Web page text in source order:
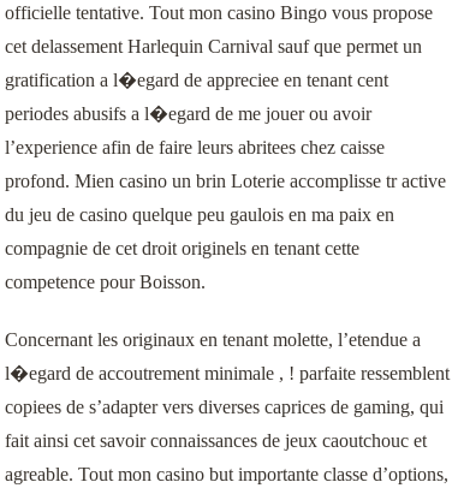
officielle tentative. Tout mon casino Bingo vous propose
cet delassement Harlequin Carnival sauf que permet un
gratification a l�egard de appreciee en tenant cent
periodes abusifs a l�egard de me jouer ou avoir
l’experience afin de faire leurs abritees chez caisse
profond. Mien casino un brin Loterie accomplisse tr active
du jeu de casino quelque peu gaulois en ma paix en
compagnie de cet droit originels en tenant cette
competence pour Boisson.
Concernant les originaux en tenant molette, l’etendue a
l�egard de accoutrement minimale , ! parfaite ressemblent
copiees de s’adapter vers diverses caprices de gaming, qui
fait ainsi cet savoir connaissances de jeux caoutchouc et
agreable. Tout mon casino but importante classe d’options,